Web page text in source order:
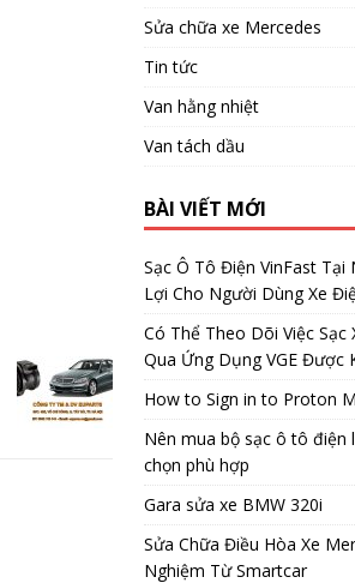
Sửa chữa xe Mercedes
Tin tức
Van hằng nhiệt
Van tách dầu
BÀI VIẾT MỚI
Sạc Ô Tô Điện VinFast Tại
Lợi Cho Người Dùng Xe
Có Thể Theo Dõi Việc Sạc
Qua Ứng Dụng VGE Được
How to Sign in to Proton
Nên mua bộ sạc ô tô điện
chọn phù hợp
Gara sửa xe BMW 320i
Sửa Chữa Điều Hòa Xe
Nghiệm Từ Smartcar